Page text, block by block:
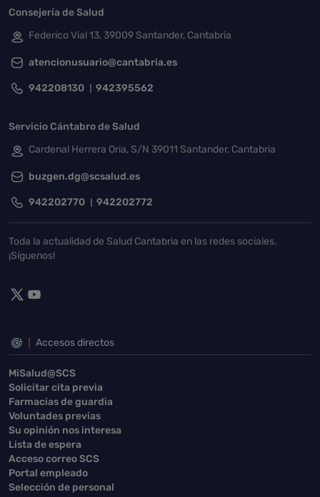
Consejería de Salud
Federico Vial 13, 39009 Santander, Cantabria
atencionusuario@cantabria.es
942208130 942395562
Servicio Cántabro de Salud
Cardenal Herrera Oria, S/N 39011 Santander, Cantabria
buzgen.dg@scsalud.es
942202770 942202772
Toda la actualidad de Salud Cantabria en las redes sociales.
¡Síguenos!
Accesos directos
MiSalud@SCS
Solicitar cita previa
Farmacias de guardia
Voluntades previas
Su opinión nos interesa
Lista de espera
Acceso correo SCS
Portal empleado
Selección de personal